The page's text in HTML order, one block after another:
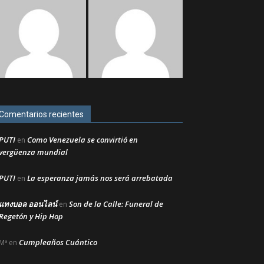
recientes
en Como Venezuela se convirtió en
mundial
en La esperanza jamás nos será arrebatada
ทงบอล ออนไลน์en Son de la Calle: Funeral de
y Hip Hop
en Cumpleaños Cuántico